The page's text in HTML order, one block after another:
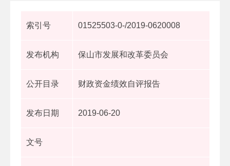
索引号 01525503-0-/2019-0620008
发布机构 保山市发展和改革委员会
公开目录 财政资金绩效自评报告
发布日期 2019-06-20
文号